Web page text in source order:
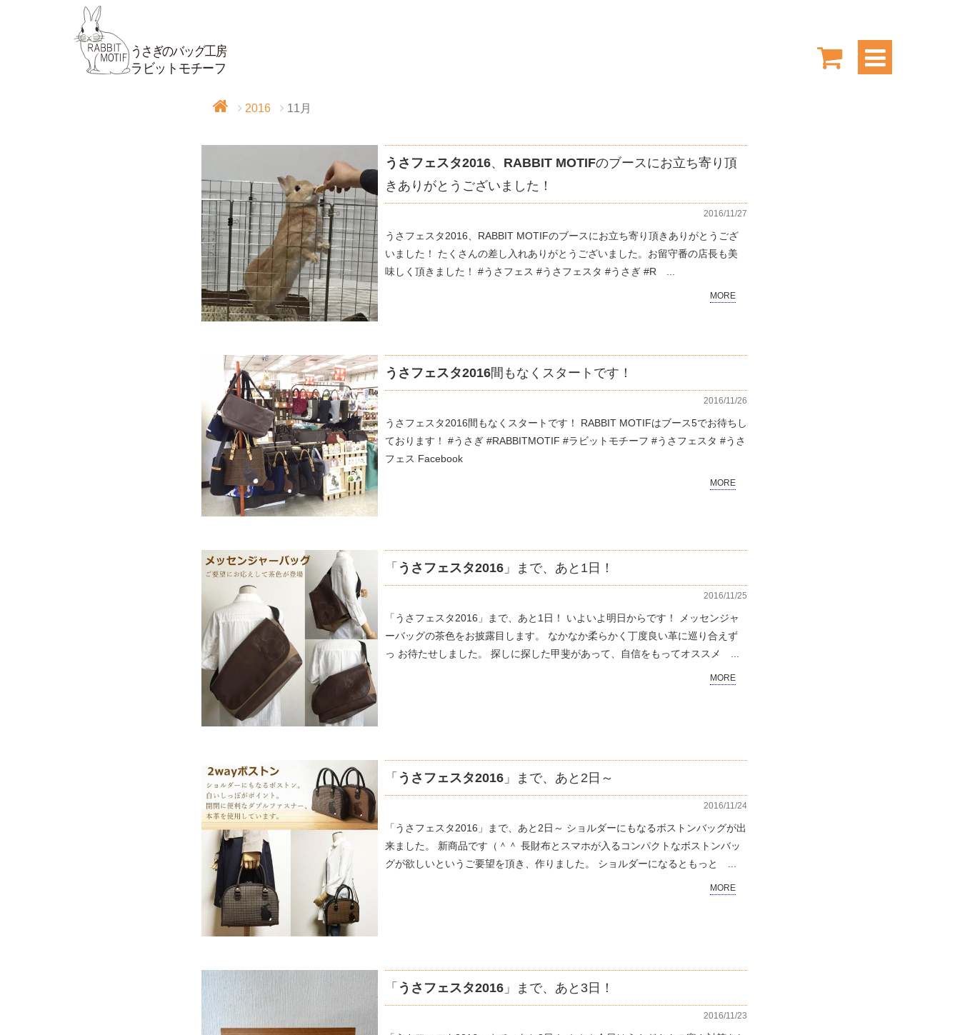
2016 11月
うさフェスタ2016、 RABBIT MOTIFのブースにお立ち寄り頂
きありがとうございました！
2016/11/27
うさフェスタ2016、RABBIT MOTIFのブースにお立ち寄り頂きありがとうござ
いました！ たくさんの差し入れありがとうございました。お留守番の店長も美
味しく頂きました！ #うさフェス #うさフェスタ #うさぎ #R ...
MORE
うさフェスタ2016間もなくスタートです！
2016/11/26
うさフェスタ2016間もなくスタートです！ RABBIT MOTIFはブース5でお待ちし
ております！ #うさぎ #RABBITMOTIF #ラビットモチーフ #うさフェスタ #うさ
フェス Facebook
MORE
「 うさフェスタ2016 」まで、あと1日！
2016/11/25
「うさフェスタ2016」まで、あと1日！ いよいよ明日からです！ メッセンジャ
ーバッグの茶色をお披露目します。 なかなか柔らかく丁度良い革に巡り合えず
っ お待たせしました。 探しに探した甲斐があって、自信をもってオススメ ...
MORE
「 うさフェスタ2016 」まで、あと2日～
2016/11/24
「うさフェスタ2016」まで、あと2日～ ショルダーにもなるボストンバッグが出
来ました。 新商品です（＾＾ 長財布とスマホが入るコンパクトなボストンバッ
グが欲しいというご要望を頂き、作りました。 ショルダーになるともっと ...
MORE
「 うさフェスタ2016 」まで、あと3日！
2016/11/23